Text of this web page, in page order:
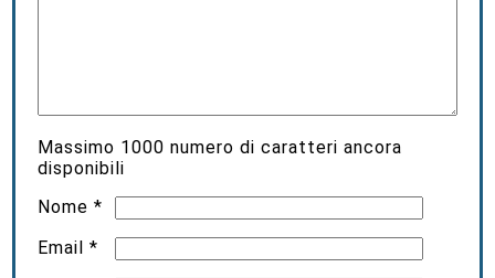
Massimo 1000 numero di caratteri ancora
disponibili
Nome*
Email*